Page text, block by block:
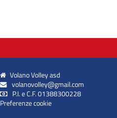
Volano Volley asd
volanovolley@gmail.com
P.I. e C.F. 01388300228
Preferenze cookie